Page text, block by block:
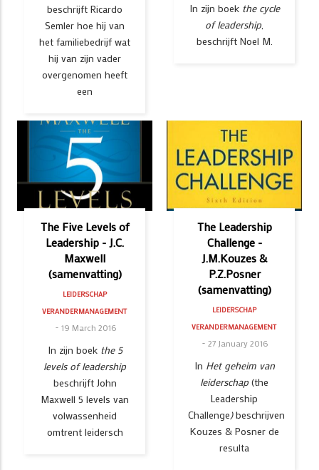
beschrijft Ricardo
Semler hoe hij van
het familiebedrijf wat
hij van zijn vader
overgenomen heeft
een
In zijn boek the cycle
of leadership
beschrijft Noel M.
The Five Levels of
Leadership - J.C.
Maxwell
(samenvatting)
LEIDERSCHAP
VERANDERMANAGEMENT
19 March 2016
In zijn boek the 5
levels of leadership
beschrijft John
Maxwell 5 levels van
volwassenheid
omtrent leidersch
The Leadership
Challenge -
J.M.Kouzes &
P.Z.Posner
(samenvatting)
LEIDERSCHAP
VERANDERMANAGEMENT
27 January 2016
In Het geheim van
leiderschap (the
Leadership
Challenge)beschrijven
Kouzes & Posner de
resulta